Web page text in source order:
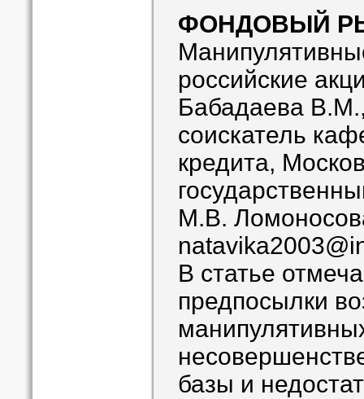
ФОНДОВЫЙ
российские
Бабадаева
соискатель
кредита,
М.В.
В статье
предпосылки
базы и